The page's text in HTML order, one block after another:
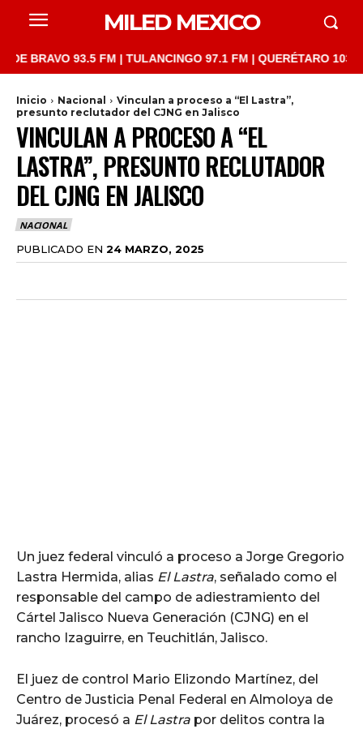
MILED MEXICO
93.5 FM | TULANCINGO 97.1 FM | QUERÉTARO 103.1
Inicio Nacional
Vinculan a proceso a “El Lastra”,
presunto reclutador del CJNG en Jalisco
VINCULAN A PROCESO A “EL
LASTRA”, PRESUNTO RECLUTADOR
DEL CJNG EN JALISCO
NACIONAL
PUBLICADO EN 24 MARZO, 2025
Un juez federal vinculó a proceso a Jorge Gregorio
Lastra Hermida, alias El Lastra, señalado como el
responsable del campo de adiestramiento del
Cártel Jalisco Nueva Generación (CJNG) en el
rancho Izaguirre, en Teuchitlán, Jalisco.
El juez de control Mario Elizondo Martínez, del
Centro de Justicia Penal Federal en Almoloya de
Juárez, procesó a El Lastra por delitos contra la